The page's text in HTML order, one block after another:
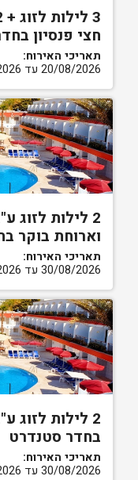
חצי פנסיון
תאריכי האירוח:
20/08/2026 עד 30/08/2026
2 לילות לזוג
וארוחת בוקר
תאריכי האירוח:
30/08/2026 עד 02/09/2026
2 לילות לזוג
בחדר סטנדרט
תאריכי האירוח:
30/08/2026 עד 02/09/2026